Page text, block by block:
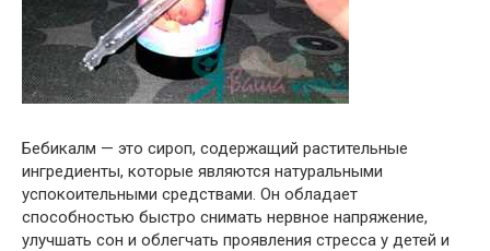
Бебикалм — это сироп, содержащий растительные
ингредиенты, которые являются натуральными
успокоительными средствами. Он обладает
способностью быстро снимать нервное напряжение,
улучшать сон и облегчать проявления стресса у детей и